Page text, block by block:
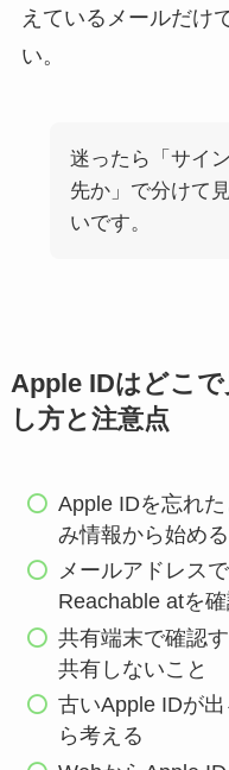
えているメールだけ
い。
迷ったら「サイ
先か」で分けて
いです。
Apple IDはどこ
し方と注意点
Apple IDを忘れ
み情報から始める
メールアドレス
Reachable atを
共有端末で確認
共有しないこと
古いApple IDが
ら考える